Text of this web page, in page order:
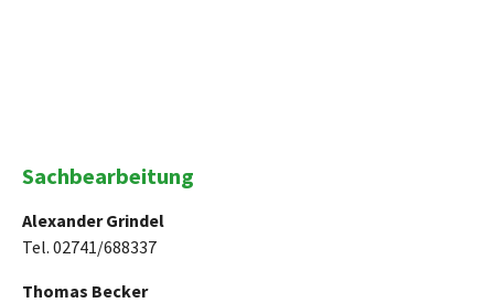
Sachbearbeitung
Alexander Grindel
Tel. 02741/688337
Thomas Becker